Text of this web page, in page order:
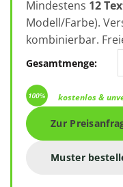
Mindestens 12
Modell/Farbe).
kombinierbar.
Gesamtmenge:
kostenlos &
Muster